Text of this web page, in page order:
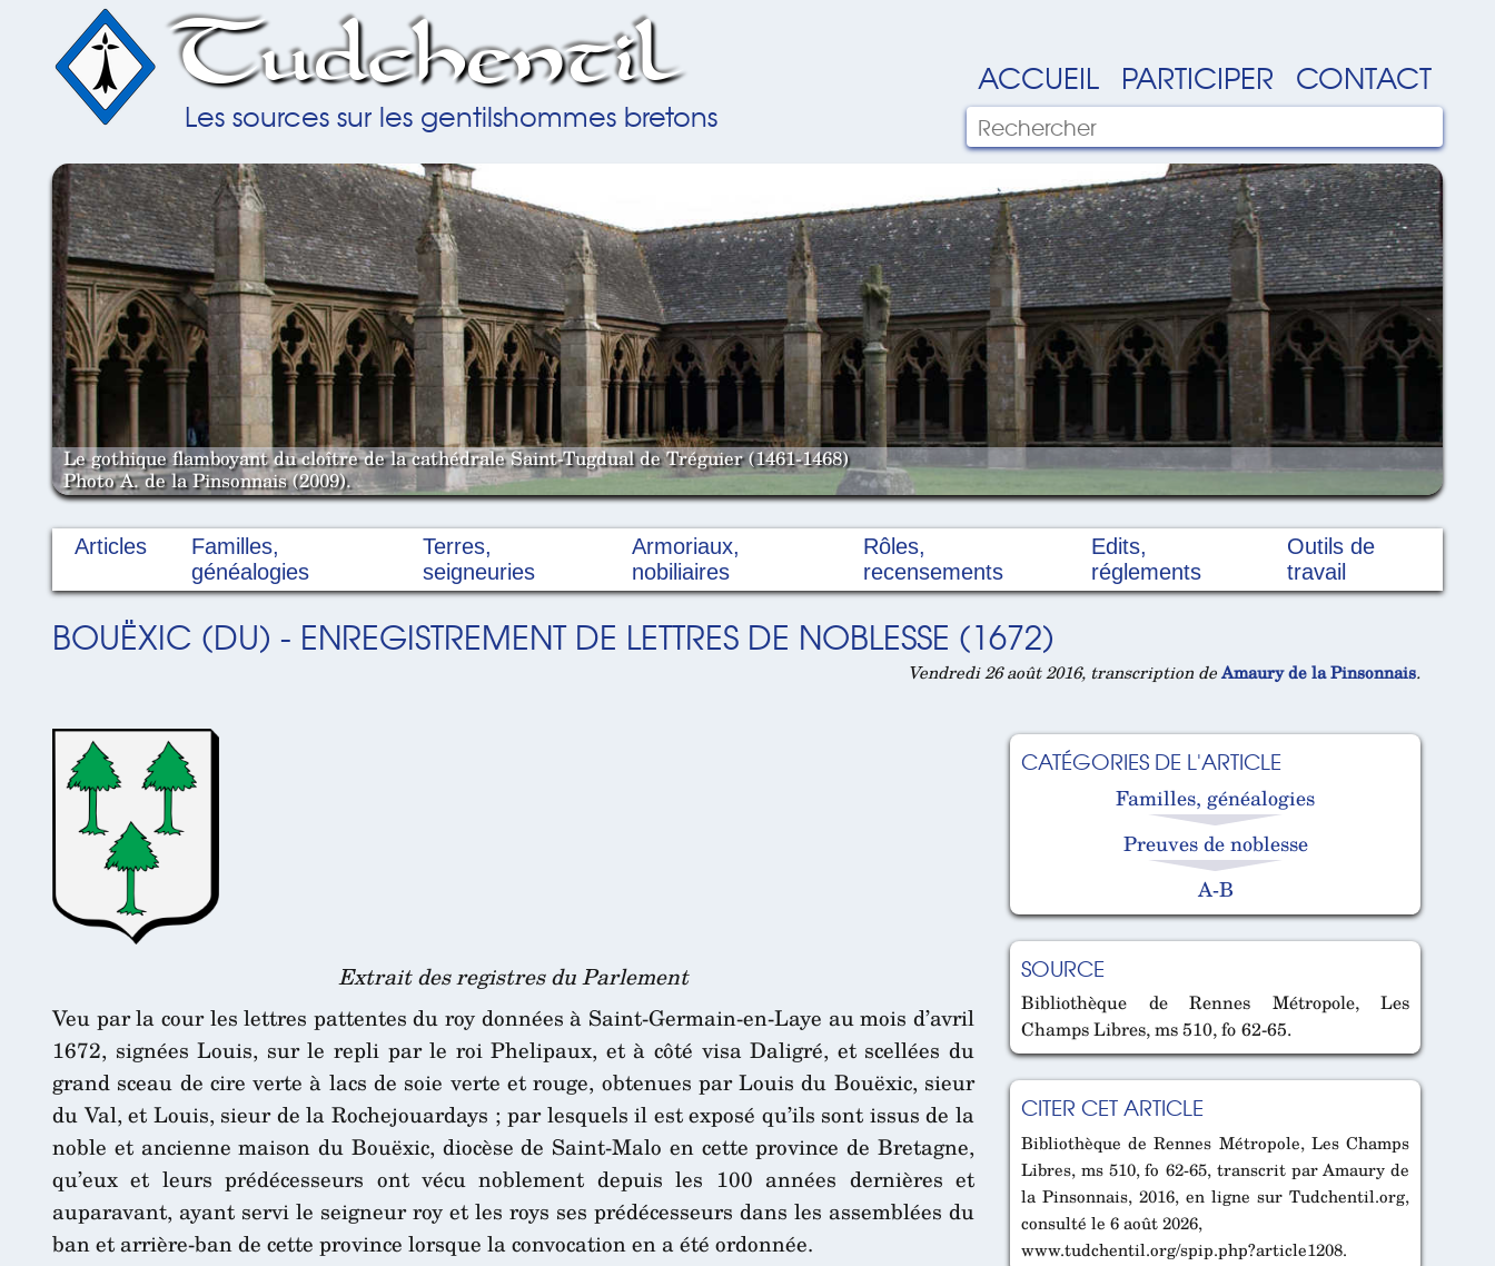
Tudchentil
Les sources sur les gentilshommes bretons
ACCUEIL PARTICIPER CONTACT
Le gothique flamboyant du cloître de la cathédrale Saint-Tugdual de Tréguier (1461-1468)
Photo A. de la Pinsonnais (2009).
Articles
Familles,
généalogies
Terres,
seigneuries
Armoriaux,
nobiliaires
Rôles,
recensements
Edits,
réglements
Outils de
travail
BOUËXIC (DU) - ENREGISTREMENT DE LETTRES DE NOBLESSE (1672)
Vendredi 26 août 2016, transcription deAmaury de la Pinsonnais.
CATÉGORIES DE L'ARTICLE
Familles, généalogies
Preuves de noblesse
A-B
SOURCE
Bibliothèque de Rennes Métropole, Les
Champs Libres, ms 510, fo 62-65.
CITER CET ARTICLE
Bibliothèque de Rennes Métropole, Les Champs
Libres, ms 510, fo 62-65, transcrit par Amaury de
la Pinsonnais, 2016, en ligne sur Tudchentil.org,
consulté le 6 août 2026,
www.tudchentil.org/spip.php?article1208.
Extrait des registres du Parlement
Veu par la cour les lettres pattentes du roy données à Saint-Germain-en-Laye au mois d’avril
1672, signées Louis, sur le repli par le roi Phelipaux, et à côté visa Daligré, et scellées du
grand sceau de cire verte à lacs de soie verte et rouge, obtenues par Louis du Bouëxic, sieur
du Val, et Louis, sieur de la Rochejouardays ; par lesquels il est exposé qu’ils sont issus de la
noble et ancienne maison du Bouëxic, diocèse de Saint-Malo en cette province de Bretagne,
qu’eux et leurs prédécesseurs ont vécu noblement depuis les 100 années dernières et
auparavant, ayant servi le seigneur roy et les roys ses prédécesseurs dans les assemblées du
ban et arrière-ban de cette province lorsque la convocation en a été ordonnée.